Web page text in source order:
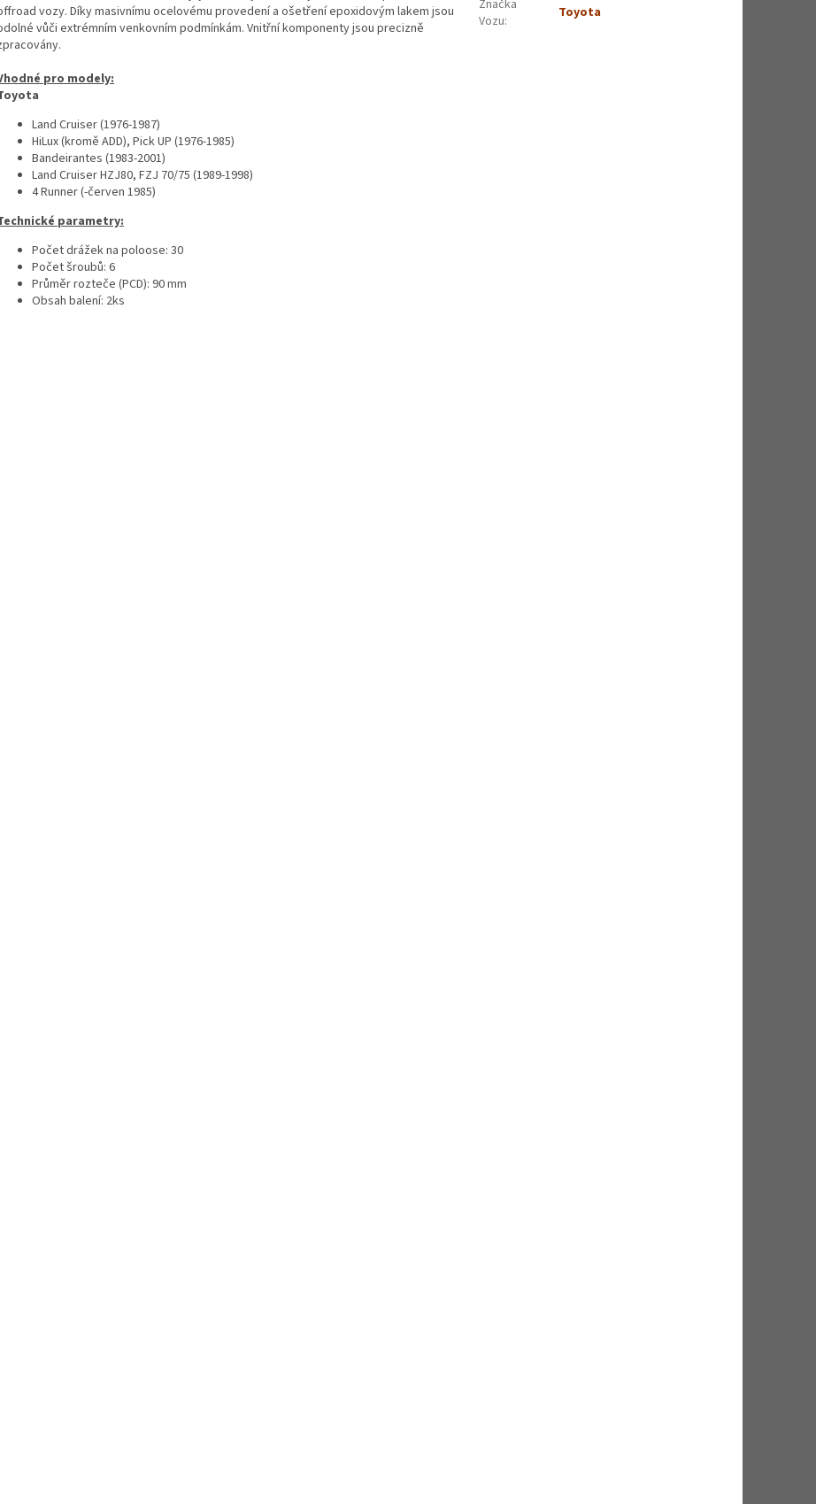
vozy. Díky masivnímu ocelovému provedení a ošetření epoxidovým lakem jsou
vůči extrémním venkovním podmínkám. Vnitřní komponenty jsou precizně
pro modely:
Land Cruiser (1976-1987)
HiLux (kromě ADD), Pick UP (1976-1985)
Bandeirantes (1983-2001)
Land Cruiser HZJ80, FZJ 70/75 (1989-1998)
4 Runner (-červen 1985)
parametry:
Počet drážek na poloose: 30
Počet šroubů: 6
Průměr rozteče (PCD): 90 mm
Obsah balení: 2ks
Značka
Vozu: Toyota